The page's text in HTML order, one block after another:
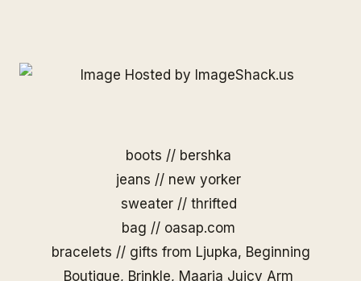
boots // bershka
jeans // new yorker
sweater // thrifted
bag // oasap.com
bracelets // gifts from Ljupka, Beginning
Boutique, Brinkle, Maaria Juicy Arm